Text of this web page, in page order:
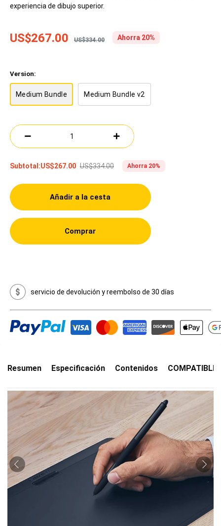
experiencia de dibujo superior.
US$267.00 US$334.00 Ahorra 20%
Version:
Medium Bundle Medium Bundle v2
Subtotal:US$267.00 US$334.00 Ahorra 20%
Añadir a la cesta
Comprar
servicio de devolución y reembolso de 30 días
Resumen Especificación Contenidos